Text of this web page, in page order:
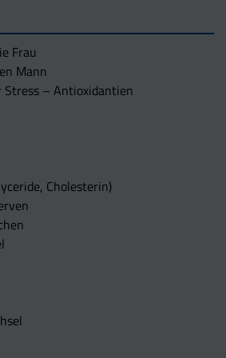
Frau
Mann
– Antioxidantien
Cholesterin)